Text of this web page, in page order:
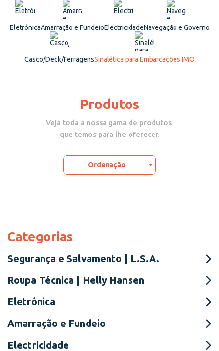
EletrónicaAmarração e FundeioElectricidadeNavegação e Governo
Casco/Deck/FerragensSinalética para Embarcações IMO
Produtos
Veja toda a nossa gama de produtos
que temos para lhe oferecer.
Ordenação
Categorias
Segurança e Salvamento | L.S.A.
Roupa Técnica | Helly Hansen
Eletrónica
Amarração e Fundeio
Electricidade